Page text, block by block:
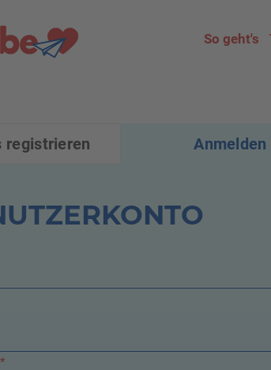
So geht's
registrieren Anmelden
*